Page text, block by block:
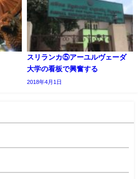
スリランカ⑤アーユルヴェーダ
大学の看板で興奮する
2018年4月1日